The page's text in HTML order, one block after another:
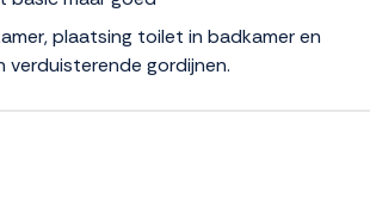
plaatsing toilet in badkamer en
verduisterende gordijnen.